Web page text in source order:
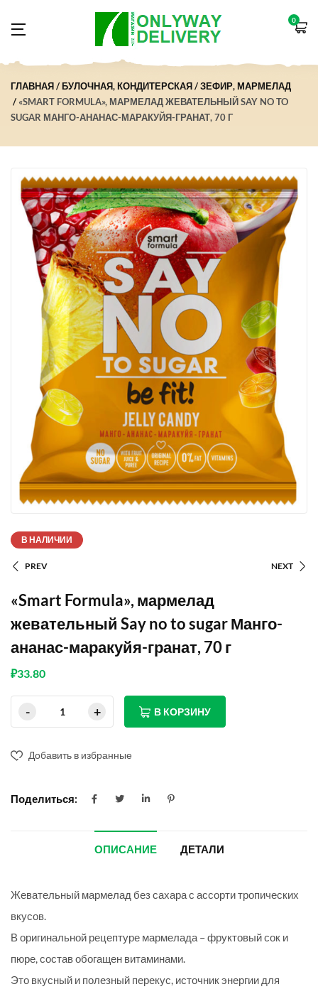
0
ГЛАВНАЯ БУЛОЧНАЯ, КОНДИТЕРСКАЯ
ЗЕФИР, МАРМЕЛАД
«SMART FORMULA», МАРМЕЛАД ЖЕВАТЕЛЬНЫЙ SAY NO TO
SUGAR МАНГО-АНАНАС-МАРАКУЙЯ-ГРАНАТ, 70 Г
В НАЛИЧИИ
PREV NEXT
«Smart Formula», мармелад
жевательный Say no to sugar Манго-
ананас-маракуйя-гранат, 70 г
₽33.80
В КОРЗИНУ
Добавить в избранные
Поделиться:
ОПИСАНИЕ ДЕТАЛИ
Жевательный мармелад без сахара с ассорти тропических
вкусов.
В оригинальной рецептуре мармелада – фруктовый сок и
пюре, состав обогащен витаминами.
Это вкусный и полезный перекус, источник энергии для